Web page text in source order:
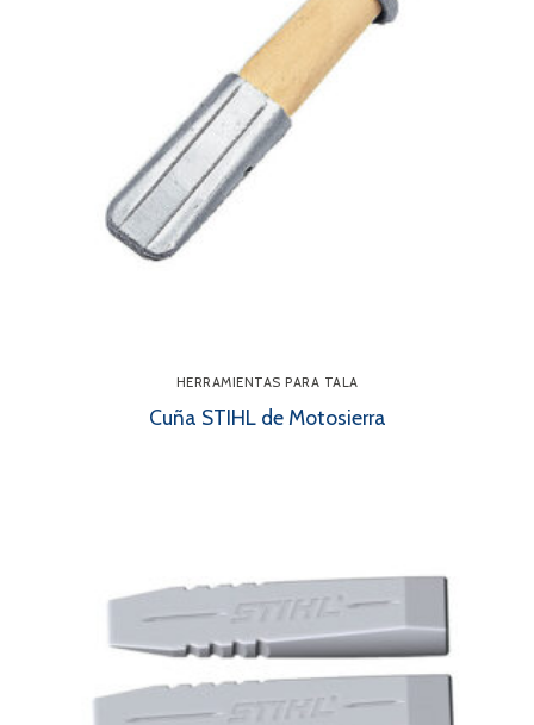
HERRAMIENTAS PARA TALA
Cuña STIHL de Motosierra